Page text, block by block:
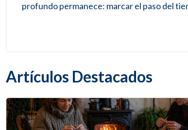
profundo permanece: marcar el paso del
Artículos Destacados